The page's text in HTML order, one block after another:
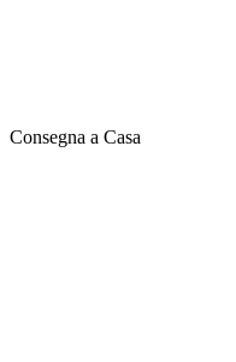
Consegna a Casa